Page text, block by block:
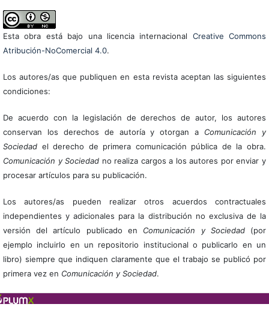
Esta obra está bajo una licencia internacional Creative Commons
Atribución-NoComercial 4.0.
Los autores/as que publiquen en esta revista aceptan las siguientes
condiciones:
De acuerdo con la legislación de derechos de autor, los autores
conservan los derechos de autoría y otorgan a Comunicación y
Sociedadel derecho de primera comunicación pública de la obra.
Comunicación y Sociedad no realiza cargos a los autores por enviar y
procesar artículos para su publicación.
Los autores/as pueden realizar otros acuerdos contractuales
independientes y adicionales para la distribución no exclusiva de la
versión del artículo publicado en Comunicación y Sociedad(por
ejemplo incluirlo en un repositorio institucional o publicarlo en un
libro) siempre que indiquen claramente que el trabajo se publicó por
primera vez en Comunicación y Sociedad.